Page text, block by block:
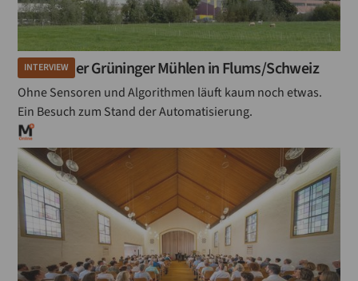
INTERVIEW
Besuch der Grüninger Mühlen in Flums/Schweiz
Ohne Sensoren und Algorithmen läuft kaum noch etwas.
Ein Besuch zum Stand der Automatisierung.